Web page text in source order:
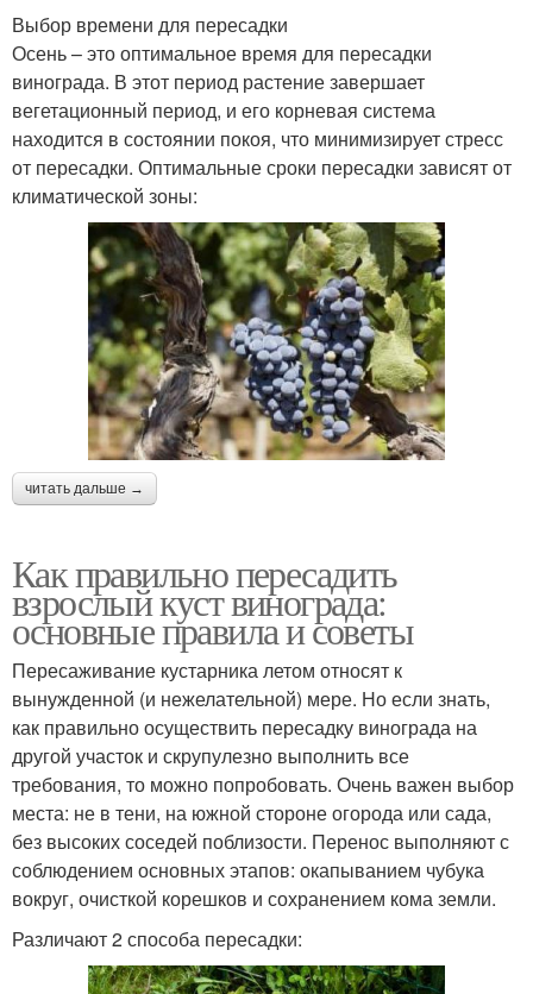
Выбор времени для пересадки
Осень – это оптимальное время для пересадки
винограда. В этот период растение завершает
вегетационный период, и его корневая система
находится в состоянии покоя, что минимизирует стресс
от пересадки. Оптимальные сроки пересадки зависят от
климатической зоны:
читать дальше →
Как правильно пересадить
взрослый куст винограда:
основные правила и советы
Пересаживание кустарника летом относят к
вынужденной (и нежелательной) мере. Но если знать,
как правильно осуществить пересадку винограда на
другой участок и скрупулезно выполнить все
требования, то можно попробовать. Очень важен выбор
места: не в тени, на южной стороне огорода или сада,
без высоких соседей поблизости. Перенос выполняют с
соблюдением основных этапов: окапыванием чубука
вокруг, очисткой корешков и сохранением кома земли.
Различают 2 способа пересадки: